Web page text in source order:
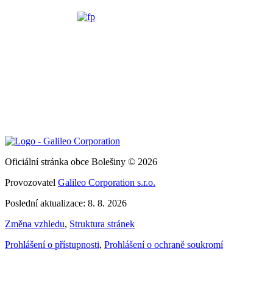
Oficiální stránka obce Bolešiny © 2026
Provozovatel Galileo Corporation s.r.o.
Poslední aktualizace: 8. 8. 2026
Změna vzhledu, Struktura stránek
Prohlášení o přístupnosti, Prohlášení o ochraně soukromí